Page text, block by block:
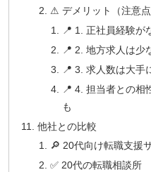
⚠ デメリット（注意点
📍 1. 正社員経験が
📍 2. 地方求人は少
📍 3. 求人数は大手
📍 4. 担当者との相
も
他社との比較
🔎 20代向け転職支援
✅ 20代の転職相談所